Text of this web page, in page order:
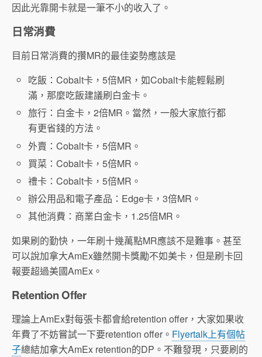
因此光靠開卡就是一筆不小的收入了。
日常消費
目前日常消費的攢MR的最佳姿勢應該是
吃飯：Cobalt卡，5倍MR，如Cobalt卡能輕鬆刷
滿，那麼吃飯建議刷白金卡。
旅行：白金卡，2倍MR。當然，一般大家旅行都
有更省錢的方法。
外賣：Cobalt卡，5倍MR。
買菜：Cobalt卡，5倍MR。
禮卡：Cobalt卡，5倍MR。
辦公用品和電子產品：Edge卡，3倍MR。
其他消費：商業白金卡，1.25倍MR。
如果刷的勤快，一年刷十幾萬點MR應該不是難事。甚至
可以說加拿大AmEx雖然開卡獎勵不如美卡，但是刷卡回
報要超過美國AmEx。
Retention Offer
理論上AmEx對每張卡都會給retention offer，大家如果收
年費了不妨嘗試一下要retention offer。 Flyertalk上有個帖
子總結加拿大AmEx retention的DP。不難發現，只要刷的